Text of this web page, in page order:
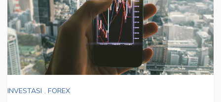
INVESTASI FOREX